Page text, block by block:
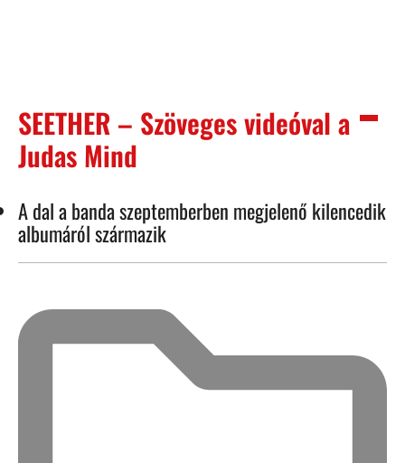
SEETHER – Szöveges videóval a
Judas Mind
A dal a banda szeptemberben megjelenő kilencedik
albumáról származik